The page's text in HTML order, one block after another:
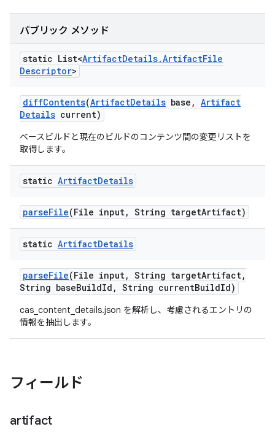
パブリック メソッド
static List<ArtifactDetails.ArtifactFile
Descriptor>
diffContents(ArtifactDetails base , Artifact
Details current)
ベースビルドと現在のビルドのコンテンツ間の変更リストを
取得します。
static ArtifactDetails
parseFile(File input, String targetArtifact)
static ArtifactDetails
parseFile(File input, String targetArtifact,
String baseBuildId , String currentBuildId)
cas_content_details.json を解析し、考慮されるエントリの
情報を抽出します。
フィールド
artifact